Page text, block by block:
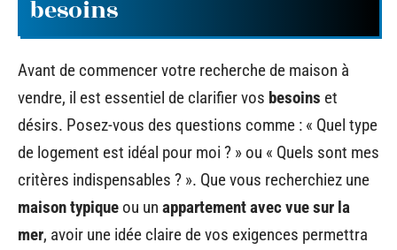
besoins
Avant de commencer votre recherche de maison à
vendre, il est essentiel de clarifier vos besoins et
désirs. Posez-vous des questions comme : « Quel type
de logement est idéal pour moi ? » ou « Quels sont mes
critères indispensables ? ». Que vous recherchiez une
maison typique ou un appartement avec vue sur la
mer, avoir une idée claire de vos exigences permettra